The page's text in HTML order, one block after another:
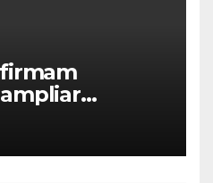
mercado em